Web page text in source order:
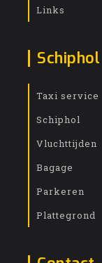
Links
Schiphol
Taxi service
Schiphol
Vluchttijden
Bagage
Parkeren
Plattegrond